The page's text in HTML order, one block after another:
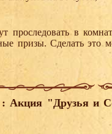
проследовать в
призы. Сделать это
: Акция "Друзья и